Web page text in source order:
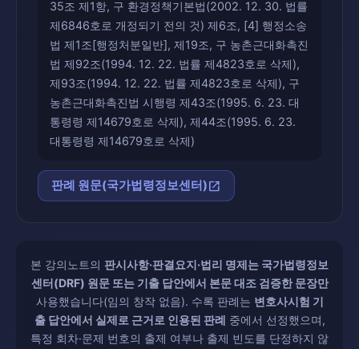
35조 제1항, 구 환경정책기본법(2002. 12. 30. 법률
제6846호로 개정되기 전의 것) 제6조, [4] 행정소송
법 제1조[행정처분일반], 제19조, 구 농촌근대화촉진
법 제92조(1994. 12. 22. 법률 제4823호로 삭제),
제93조(1994. 12. 22. 법률 제4823호로 삭제), 구
농촌근대화촉진법 시행령 제43조(1995. 6. 23. 대
통령령 제14679호로 삭제), 제44조(1995. 6. 23.
대통령령 제14679호로 삭제)
판례 원문(국가법령정보센터)open_in_new
본 강의노트의 판시사항·판결요지·법리 명제는 국가법령정보
센터(DRF) 원문 또는 기출 답안에서 본문 대조 검증한 문장만
사용했습니다(임의 창작 없음). 수록 판례는 변호사시험 기
출 답안에서 실제로 근거로 인용된 판례 중에서 선정했으며,
특정 회차·문제 번호의 출제 여부나 출제 빈도를 단정하지 않